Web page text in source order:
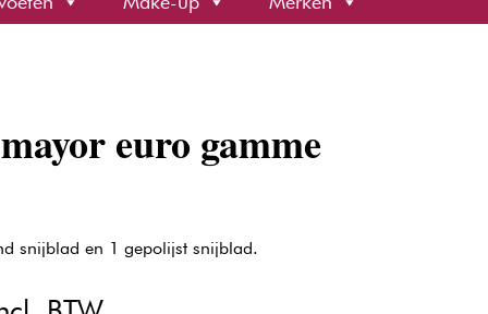
euro gamme
snijblad en 1 gepolijst snijblad.